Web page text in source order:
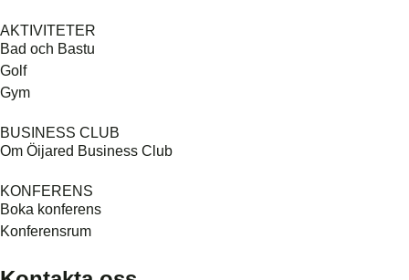
AKTIVITETER
Bad och Bastu
Golf
Gym
BUSINESS CLUB
Om Öijared Business Club
KONFERENS
Boka konferens
Konferensrum